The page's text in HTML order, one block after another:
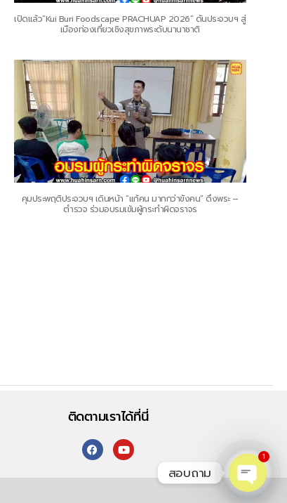
เปิดแล้ว“Kui Buri Foodscape PRACHUAP 2026” ดันประจวบฯ สู่
เมืองท่องเที่ยวเชิงสุขภาพระดับนานาชาติ
คุมประพฤติประจวบฯ เดินหน้า “แก้คน มากกว่าขังคน” ดึงพระ –
ตำรวจ ร่วมอบรมเข้มผู้กระทำผิดจราจร
ติดตามเราได้ที่นี่
สอบถาม
O
1